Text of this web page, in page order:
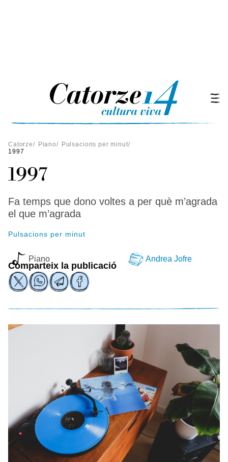
Catorze/ Piano/ Pulsacions per minut/
1997
1997
Fa temps que dono voltes a per què m’agrada
el que m’agrada
Pulsacions per minut
Piano Andrea Jofre
Comparteix la publicació